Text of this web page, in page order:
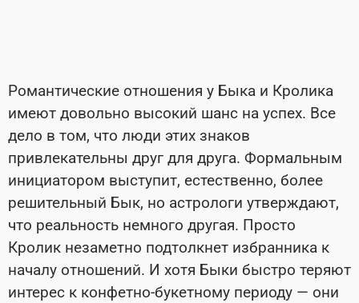
Романтические отношения у Быка и Кролика
имеют довольно высокий шанс на успех. Все
дело в том, что люди этих знаков
привлекательны друг для друга. Формальным
инициатором выступит, естественно, более
решительный Бык, но астрологи утверждают,
что реальность немного другая. Просто
Кролик незаметно подтолкнет избранника к
началу отношений. И хотя Быки быстро теряют
интерес к конфетно-букетному периоду — они